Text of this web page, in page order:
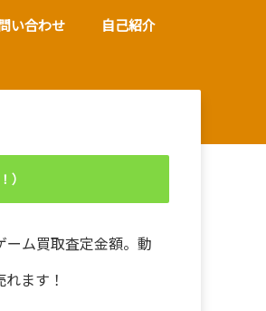
い合わせ 自己紹介
）
ーム買取査定金額。動
ます！